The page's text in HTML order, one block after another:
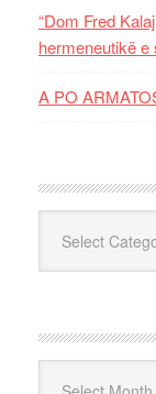
“Dom Fred
hermeneutikë
A PO